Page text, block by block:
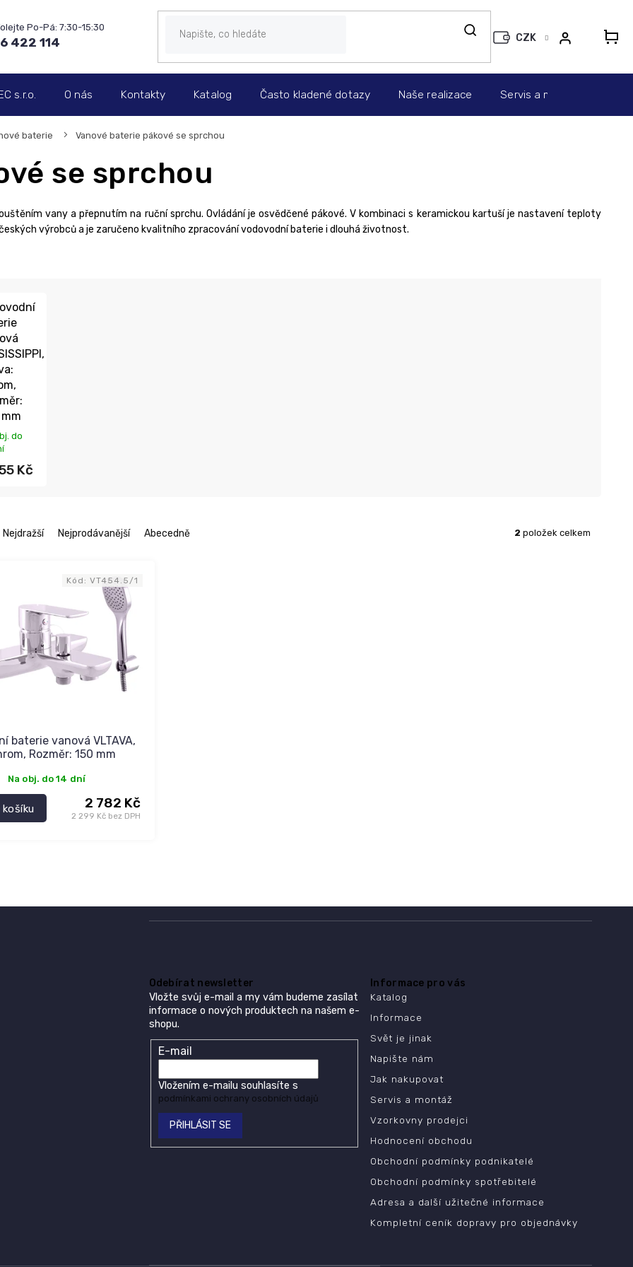
422 114 CZK
s.r.o. O nás Kontakty Katalog Často kladené dotazy Naše realizace Servis a montáž
baterie Vanové baterie pákové se sprchou
se sprchou
vany a přepnutím na ruční sprchu. Ovládání je osvědčené pákové. V kombinaci s keramickou kartuší je nastavení teploty
výrobců a je zaručeno kvalitního zpracování vodovodní baterie i dlouhá životnost.
do
Kč
Nejdražší Nejprodávanější Abecedně 2 položek celkem
baterie vanová VLTAVA,
Rozměr: 150 mm
Na obj. do 14 dní
2 299 Kč bez DPH
2 782 Kč
Kód: VT454.5/1
l
á
í
p
r
v
k
y
v
p
i
s
Odebírat newsletter
Vložte svůj e-mail a my vám budeme zasílat
informace o nových produktech na našem e-
shopu.
E-mail
Vložením e-mailu souhlasíte s
podmínkami ochrany osobních údajů
PŘIHLÁSIT SE
Informace pro vás
Katalog
Informace
Svět je jinak
Napište nám
Jak nakupovat
Servis a montáž
Vzorkovny prodejci
Hodnocení obchodu
Obchodní podmínky podnikatelé
Obchodní podmínky spotřebitelé
Adresa a další užitečné informace
Kompletní ceník dopravy pro objednávky